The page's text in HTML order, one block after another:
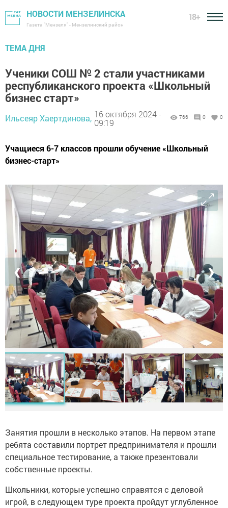
НОВОСТИ МЕНЗЕЛИНСКА
Газета "Мензеля" - Мензелинский район
18+
ТЕМА ДНЯ
Ученики СОШ № 2 стали участниками
республиканского проекта «Школьный
бизнес старт»
Ильсеяр Хаертдинова, 16 октября 2024 -
09:19
766 0 0
Учащиеся 6-7 классов прошли обучение «Школьный
бизнес-старт»
❮ ❯
Занятия прошли в несколько этапов. На первом этапе
ребята составили портрет предпринимателя и прошли
специальное тестирование, а также презентовали
собственные проекты.
Школьники, которые успешно справятся с деловой
игрой, в следующем туре проекта пройдут углубленное